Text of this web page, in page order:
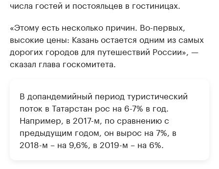
числа гостей и постояльцев в гостиницах.
«Этому есть несколько причин. Во-первых,
высокие цены: Казань остается одним из самых
дорогих городов для путешествий России», —
сказал глава госкомитета.
В допандемийный период туристический
поток в Татарстан рос на 6-7% в год.
Например, в 2017-м, по сравнению с
предыдущим годом, он вырос на 7%, в
2018-м – на 9,6%, в 2019-м – на 6%.